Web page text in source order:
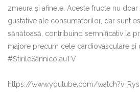
zmeura și afinele. Aceste fructe nu
gustative ale consumatorilor, dar sunt
sănătoasă, contribuind semnificativ la
majore precum cele cardiovasculare și
#ȘtirileSânnicolauTV
https://www.youtube.com/